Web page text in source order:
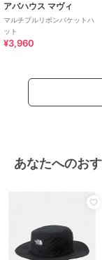
アバハウス マヴィ
マルチプルリボンバケットハ
ット
¥3,960
あなたへのお